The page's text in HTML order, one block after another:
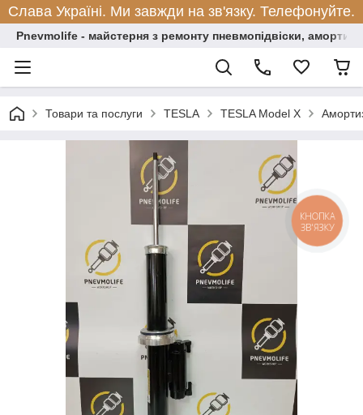
Слава Україні. Ми завжди на зв'язку. Телефонуйте.
Pnevmolife - майстерня з ремонту пневмопідвіски,
Товари та послуги TESLA TESLA Model X
КНОПКА
ЗВ'ЯЗКУ